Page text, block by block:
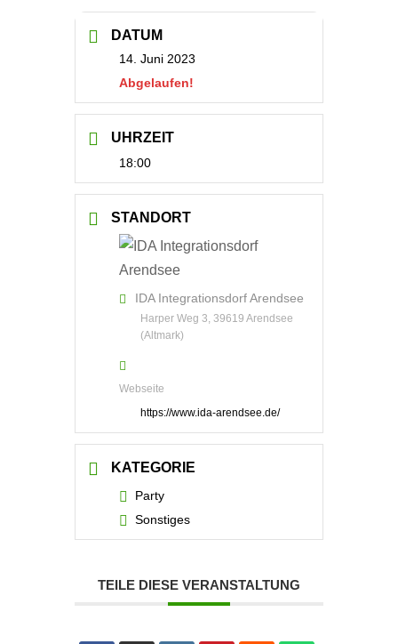
DATUM
14. Juni 2023
Abgelaufen!
UHRZEIT
18:00
STANDORT
IDA Integrationsdorf Arendsee
Harper Weg 3, 39619 Arendsee
(Altmark)
Webseite
https://www.ida-arendsee.de/
KATEGORIE
Party
Sonstiges
TEILE DIESE VERANSTALTUNG